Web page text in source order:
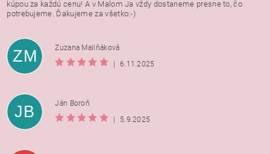
kúpou za každú cenu! A v Malom Ja vždy dostaneme presne to, čo
potrebujeme. Ďakujeme za všetko:-)
ZM
Zuzana Maliňáková
|
6.11.2025
JB
Ján Boroň
|
5.9.2025